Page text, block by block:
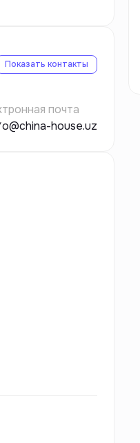
Показать контакты
почта
house.uz